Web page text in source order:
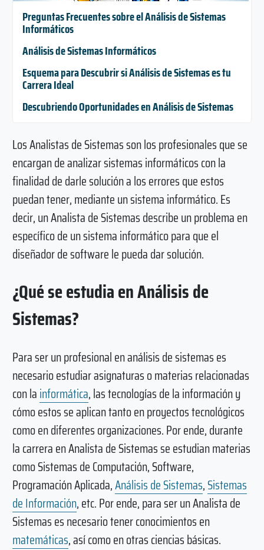
Preguntas Frecuentes sobre el Análisis de Sistemas
Informáticos
Análisis de Sistemas Informáticos
Esquema para Descubrir si Análisis de Sistemas es tu
Carrera Ideal
Descubriendo Oportunidades en Análisis de Sistemas
Los Analistas de Sistemas son los profesionales que se
encargan de analizar sistemas informáticos con la
finalidad de darle solución a los errores que estos
puedan tener, mediante un sistema informático. Es
decir, un Analista de Sistemas describe un problema en
específico de un sistema informático para que el
diseñador de software le pueda dar solución.
¿Qué se estudia en Análisis de
Sistemas?
Para ser un profesional en análisis de sistemas es
necesario estudiar asignaturas o materias relacionadas
con lainformática, las tecnologías de la información y
cómo estos se aplican tanto en proyectos tecnológicos
como en diferentes organizaciones. Por ende, durante
la carrera en Analista de Sistemas se estudian materias
como Sistemas de Computación, Software,
Programación Aplicada,Análisis de Sistemas,Sistemas
de Información, etc. Por ende, para ser un Analista de
Sistemas es necesario tener conocimientos en
matemáticas, así como en otras ciencias básicas.